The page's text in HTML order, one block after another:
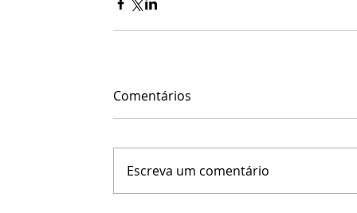
Comentários
Escreva um comentário